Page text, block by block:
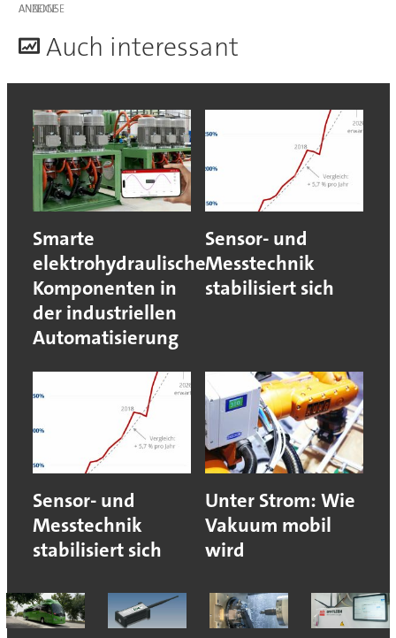
ANZEIGE
Auch interessant
Smarte
elektrohydraulische
Komponenten in
der industriellen
Automatisierung
Sensor- und
Messtechnik
stabilisiert sich
Sensor- und
Messtechnik
stabilisiert sich
Unter Strom: Wie
Vakuum mobil
wird